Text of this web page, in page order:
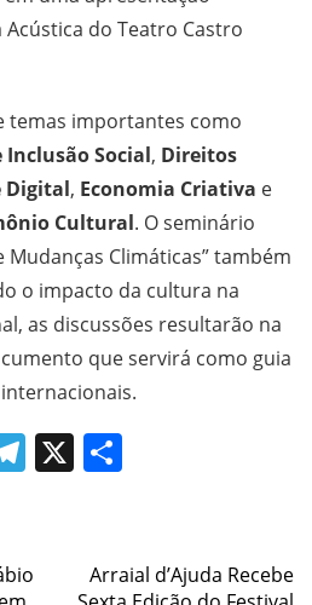
do Teatro Castro
temas importantes como
Social, Direitos
Digital, Economia Criativa e
Cultural. O seminário
Climáticas” também
o impacto da cultura na
as discussões resultarão na
que servirá como guia
Telegram
X
Arraial d’Ajuda Recebe